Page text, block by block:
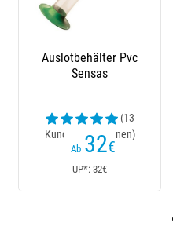
Auslotbehälter Pvc
Sensas
(13
Kundenrezensionen)
Ab 32€
UP*: 32€